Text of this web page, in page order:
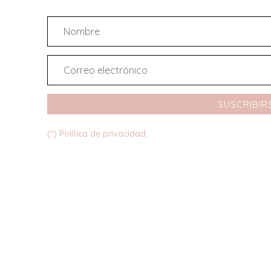
(*) Política de privacidad.